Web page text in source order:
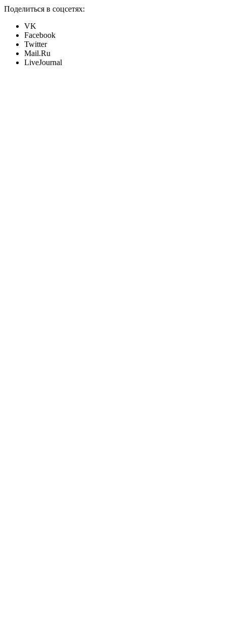
Поделиться в соцсетях:
VK
Facebook
Twitter
Mail.Ru
LiveJournal